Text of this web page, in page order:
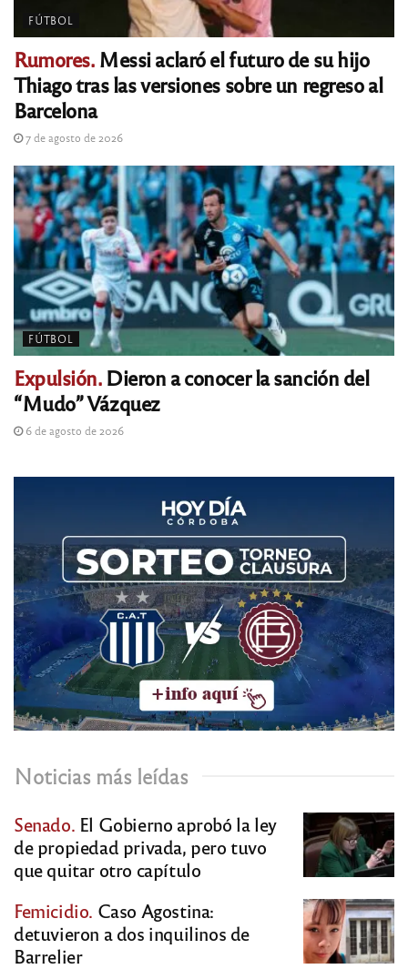
FÚTBOL
Rumores.Messi aclaró el futuro de su hijo
Thiago tras las versiones sobre un regreso al
Barcelona
7 de agosto de 2026
FÚTBOL
Expulsión.Dieron a conocer la sanción del
“Mudo” Vázquez
6 de agosto de 2026
Noticias más leídas
Senado. El Gobierno aprobó la ley
de propiedad privada, pero tuvo
que quitar otro capítulo
Femicidio. Caso Agostina:
detuvieron a dos inquilinos de
Barrelier